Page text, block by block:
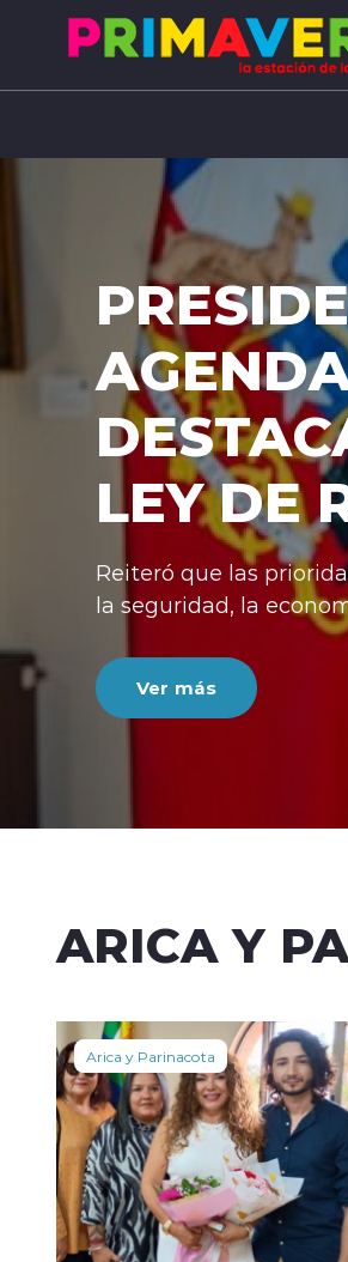
LEY DE
Reiteró que las
la seguridad, la
Ver más
ARICA Y
Arica y Parinacota